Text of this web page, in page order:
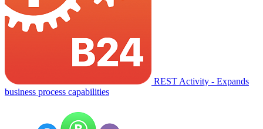
REST Activity - Expands
business process capabilities